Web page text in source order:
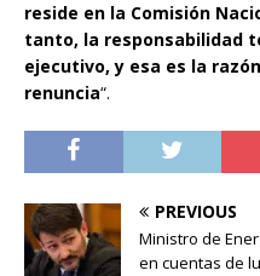
reside en la Comisión
tanto, la responsabilidad
ejecutivo, y esa es la
renuncia“.
PREVIOUS
Ministro de
en cuentas de